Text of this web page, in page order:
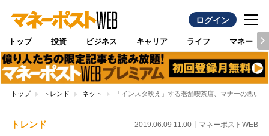
ログイン
トップ 投資 ビジネス キャリア ライフ マネー
トップ トレンド ネット 「インスタ映え」する老舗喫茶店、マナーの悪い
トレンド 2019.06.09 11:00 マネーポストWEB